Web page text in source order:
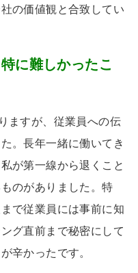
の価値観と合致してい
に難しかったこ
ますが、従業員への伝
。長年一緒に働いてき
が第一線から退くこと
のがありました。特
で従業員には事前に知
グ直前まで秘密にして
辛かったです。